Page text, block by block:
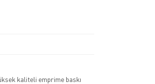
kaliteli emprime baskı